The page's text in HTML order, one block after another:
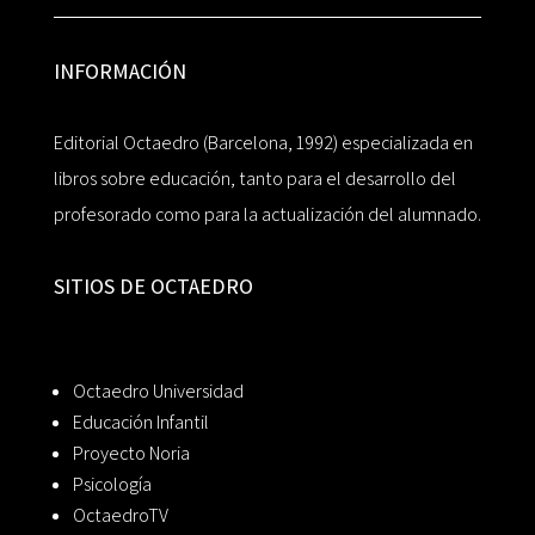
INFORMACIÓN
Editorial Octaedro (Barcelona, 1992) especializada en
libros sobre educación, tanto para el desarrollo del
profesorado como para la actualización del alumnado.
SITIOS DE OCTAEDRO
Octaedro Universidad
Educación Infantil
Proyecto Noria
Psicología
OctaedroTV